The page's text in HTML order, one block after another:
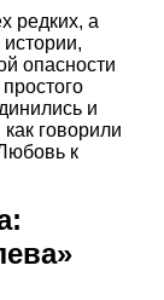
редких, а
опасности
и
говорили
к